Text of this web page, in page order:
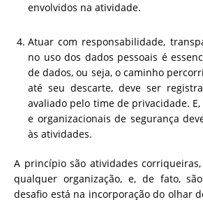
envolvidos na atividade.
Atuar com responsabilidade,
no uso dos dados pessoais é
de dados, ou seja, o caminho
até seu descarte, deve ser
avaliado pelo time de privacidade.
e organizacionais de segurança
às atividades.
A princípio são atividades
qualquer organização, e, de fato,
desafio está na incorporação do olhar